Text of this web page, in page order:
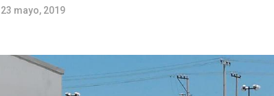
23 mayo, 2019